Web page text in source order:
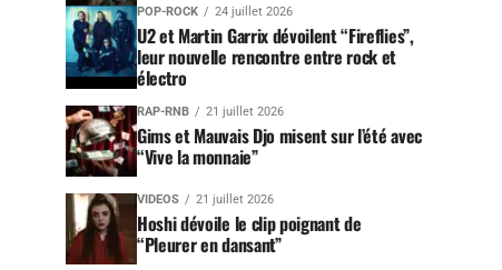
POP-ROCK 24 juillet 2026
U2 et Martin Garrix dévoilent “Fireflies”,
leur nouvelle rencontre entre rock et
électro
RAP-RNB 21 juillet 2026
Gims et Mauvais Djo misent sur l’été avec
“Vive la monnaie”
VIDEOS 21 juillet 2026
Hoshi dévoile le clip poignant de
“Pleurer en dansant”